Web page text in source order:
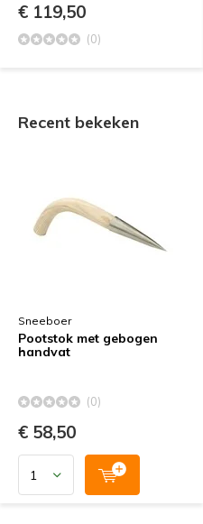
€ 119,50
(0)
Recent bekeken
Sneeboer
Pootstok met gebogen
handvat
(0)
€ 58,50